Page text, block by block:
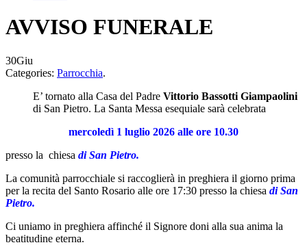
AVVISO FUNERALE
30Giu
Categories: Parrocchia.
E’ tornato alla Casa del Padre Vittorio Bassotti Giampaolini
di San Pietro. La Santa Messa esequiale sarà celebrata
mercoledì 1 luglio 2026 alle ore 10.30
presso la chiesa di San Pietro.
La comunità parrocchiale si raccoglierà in preghiera il giorno prima
per la recita del Santo Rosario alle ore 17:30 presso la chiesa di San
Pietro.
Ci uniamo in preghiera affinché il Signore doni alla sua anima la
beatitudine eterna.